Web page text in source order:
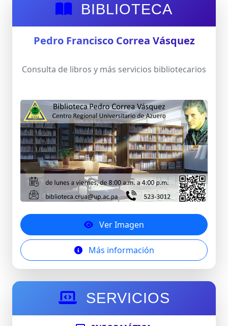
BIBLIOTECA
Pedro Francisco Correa Vásquez
Consulta de libros y más servicios bibliotecarios
Ver Imagen
Más información
SERVICIOS